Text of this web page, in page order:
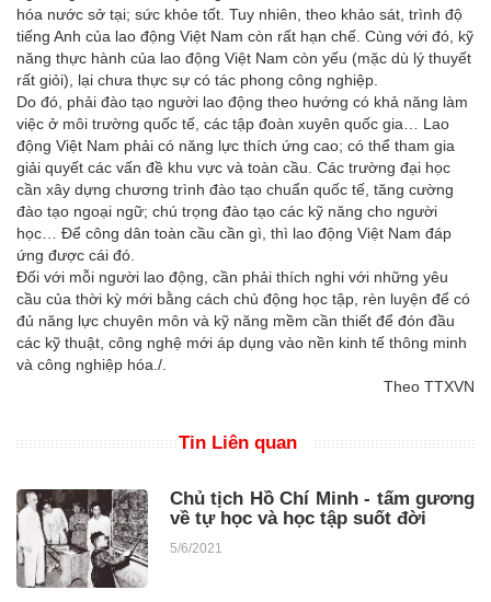
hóa nước sở tại; sức khỏe tốt. Tuy nhiên, theo khảo sát, trình độ
tiếng Anh của lao động Việt Nam còn rất hạn chế. Cùng với đó, kỹ
năng thực hành của lao động Việt Nam còn yếu (mặc dù lý thuyết
rất giỏi), lại chưa thực sự có tác phong công nghiệp.
Do đó, phải đào tạo người lao động theo hướng có khả năng làm
việc ở môi trường quốc tế, các tập đoàn xuyên quốc gia… Lao
động Việt Nam phải có năng lực thích ứng cao; có thể tham gia
giải quyết các vấn đề khu vực và toàn cầu. Các trường đại học
cần xây dựng chương trình đào tạo chuẩn quốc tế, tăng cường
đào tạo ngoại ngữ; chú trọng đào tạo các kỹ năng cho người
học… Để công dân toàn cầu cần gì, thì lao động Việt Nam đáp
ứng được cái đó.
Đối với mỗi người lao động, cần phải thích nghi với những yêu
cầu của thời kỳ mới bằng cách chủ động học tập, rèn luyện để có
đủ năng lực chuyên môn và kỹ năng mềm cần thiết để đón đầu
các kỹ thuật, công nghệ mới áp dụng vào nền kinh tế thông minh
và công nghiệp hóa./.
Theo TTXVN
Tin Liên quan
Chủ tịch Hồ Chí Minh - tấm gương
về tự học và học tập suốt đời
5/6/2021